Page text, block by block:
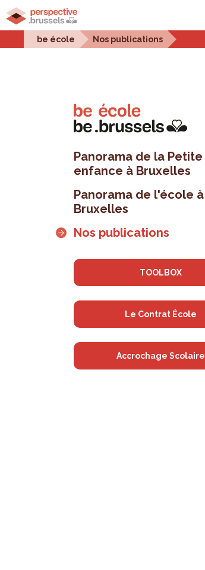
Accueil Projets urbains
be école Nos publications
Panorama de la Petite
enfance à Bruxelles
Panorama de l'école à
Bruxelles
Nos publications
TOOLBOX
Le Contrat École
Accrochage Scolaire